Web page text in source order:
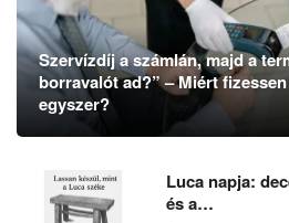
Szervízdíj a számlán, majd a
borravalót ad?” – Miért
egyszer?
Luca napja:
és a…